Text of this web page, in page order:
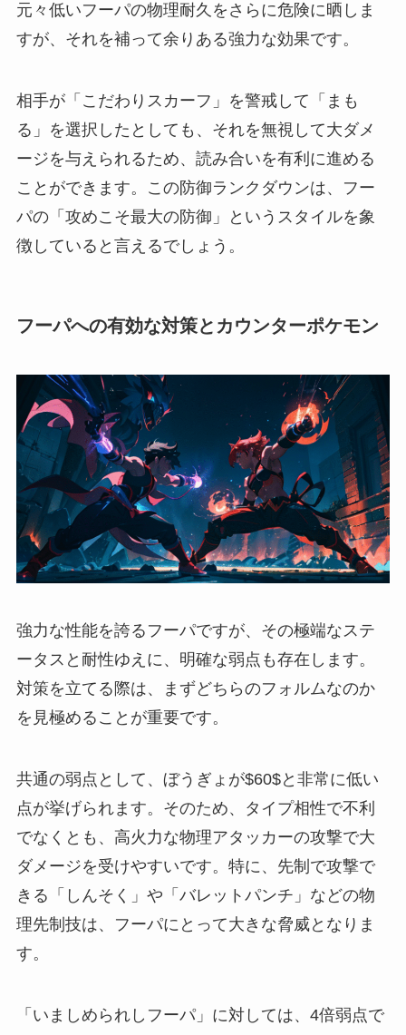
元々低いフーパの物理耐久をさらに危険に晒しま
すが、それを補って余りある強力な効果です。
相手が「こだわりスカーフ」を警戒して「まも
る」を選択したとしても、それを無視して大ダメ
ージを与えられるため、読み合いを有利に進める
ことができます。この防御ランクダウンは、フー
パの「攻めこそ最大の防御」というスタイルを象
徴していると言えるでしょう。
フーパへの有効な対策とカウンターポケモン
強力な性能を誇るフーパですが、その極端なステ
ータスと耐性ゆえに、明確な弱点も存在します。
対策を立てる際は、まずどちらのフォルムなのか
を見極めることが重要です。
共通の弱点として、ぼうぎょが$60$と非常に低い
点が挙げられます。そのため、タイプ相性で不利
でなくとも、高火力な物理アタッカーの攻撃で大
ダメージを受けやすいです。特に、先制で攻撃で
きる「しんそく」や「バレットパンチ」などの物
理先制技は、フーパにとって大きな脅威となりま
す。
「いましめられしフーパ」に対しては、4倍弱点で